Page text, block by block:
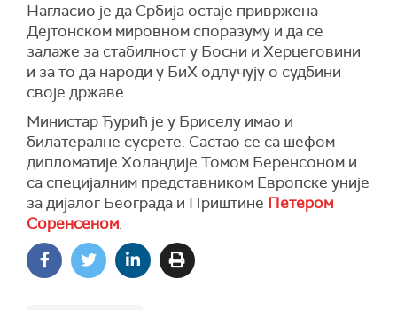
Нагласио је да Србија остаје привржена
Дејтонском мировном споразуму и да се
залаже за стабилност у Босни и Херцеговини
и за то да народи у БиХ одлучују о судбини
своје државе.
Министар Ђурић је у Бриселу имао и
билатералне сусрете. Састао се са шефом
дипломатије Холандије Томом Беренсоном и
са специјалним представником Европске уније
за дијалог Београда и Приштине Петером
Соренсеном.